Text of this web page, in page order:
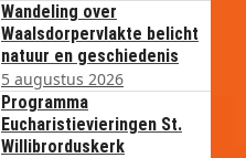
Wandeling over
Waalsdorpervlakte belicht
natuur en geschiedenis
5 augustus 2026
Programma
Eucharistievieringen St.
Willibrorduskerk